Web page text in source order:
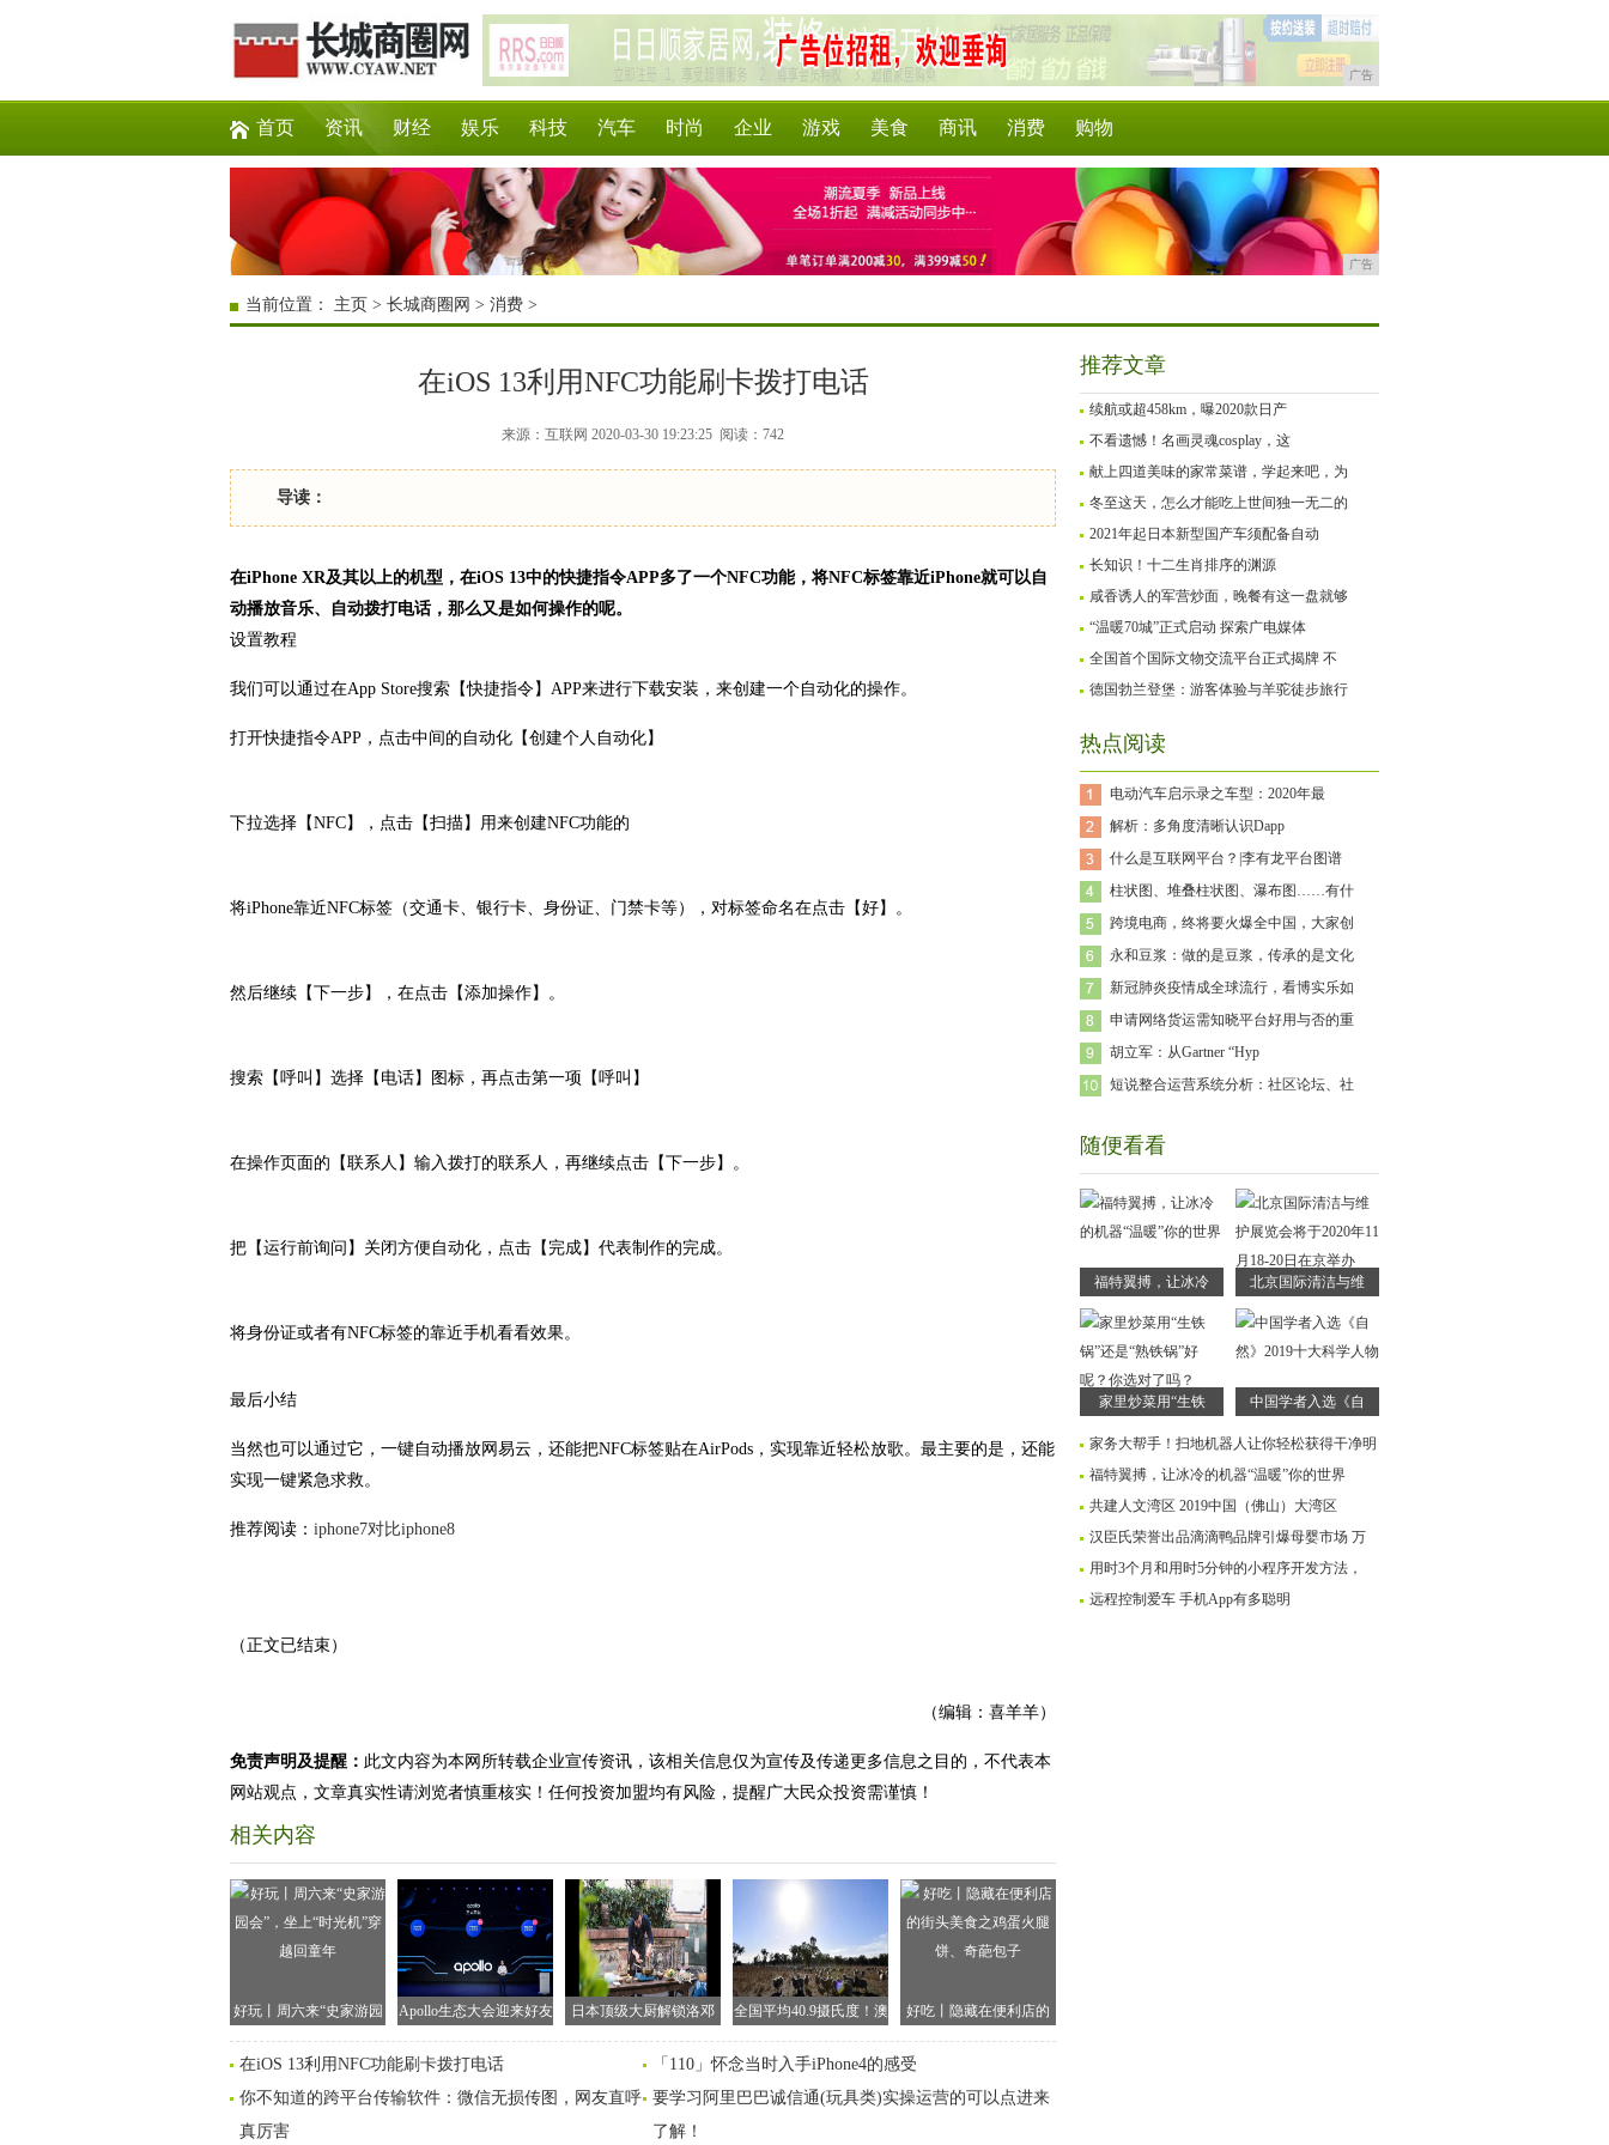
广告
首页 资讯 财经 娱乐 科技 汽车 时尚 企业 游戏 美食 商讯 消费 购物
广告
当前位置： 主页 > 长城商圈网 > 消费 >
在iOS 13利用NFC功能刷卡拨打电话
来源：互联网 2020-03-30 19:23:25 阅读：742
导读：
在iPhone XR及其以上的机型，在iOS 13中的快捷指令APP多了一个NFC功能，将NFC标签靠近iPhone就可以自
动播放音乐、自动拨打电话，那么又是如何操作的呢。
设置教程
我们可以通过在App Store搜索【快捷指令】APP来进行下载安装，来创建一个自动化的操作。
打开快捷指令APP，点击中间的自动化【创建个人自动化】
下拉选择【NFC】，点击【扫描】用来创建NFC功能的
将iPhone靠近NFC标签（交通卡、银行卡、身份证、门禁卡等），对标签命名在点击【好】。
然后继续【下一步】，在点击【添加操作】。
搜索【呼叫】选择【电话】图标，再点击第一项【呼叫】
在操作页面的【联系人】输入拨打的联系人，再继续点击【下一步】。
把【运行前询问】关闭方便自动化，点击【完成】代表制作的完成。
将身份证或者有NFC标签的靠近手机看看效果。
最后小结
当然也可以通过它，一键自动播放网易云，还能把NFC标签贴在AirPods，实现靠近轻松放歌。最主要的是，还能
实现一键紧急求救。
推荐阅读： iphone7对比iphone8
（正文已结束）
（编辑：喜羊羊）
免责声明及提醒： 此文内容为本网所转载企业宣传资讯，该相关信息仅为宣传及传递更多信息之目的，不代表本
网站观点，文章真实性请浏览者慎重核实！任何投资加盟均有风险，提醒广大民众投资需谨慎！
相关内容
好玩丨周六来“史家游园
会”，坐上“时光机”穿越
回童年
Apollo生态大会迎来好友
百度助力中国联通"一
镜"部署智能车联
日本顶级大厨解锁洛邓
盐之美食 优酷《大地私
宴》展示精致美食大宴
全国平均40.9摄氏度！澳
大利亚经历有记录以来
最热的一天
好吃丨隐藏在便利店的
街头美食之鸡蛋火腿
在iOS 13利用NFC功能刷卡拨打电话
「110」怀念当时入手iPhone4的感受
你不知道的跨平台传输软件：微信无损传图，网友直呼
真厉害
要学习阿里巴巴诚信通(玩具类)实操运营的可以点进来
了解！
推荐文章
续航或超458km，曝2020款日产
不看遗憾！名画灵魂cosplay，这
献上四道美味的家常菜谱，学起来吧，为
冬至这天，怎么才能吃上世间独一无二的
2021年起日本新型国产车须配备自动
长知识！十二生肖排序的渊源
咸香诱人的军营炒面，晚餐有这一盘就够
“温暖70城”正式启动 探索广电媒体
全国首个国际文物交流平台正式揭牌 不
德国勃兰登堡：游客体验与羊驼徒步旅行
热点阅读
电动汽车启示录之车型：2020年最
解析：多角度清晰认识Dapp
什么是互联网平台？|李有龙平台图谱
柱状图、堆叠柱状图、瀑布图……有什
跨境电商，终将要火爆全中国，大家创
永和豆浆：做的是豆浆，传承的是文化
新冠肺炎疫情成全球流行，看博实乐如
申请网络货运需知晓平台好用与否的重
胡立军：从Gartner “Hyp
短说整合运营系统分析：社区论坛、社
随便看看
福特翼搏，让冰冷 北京国际清洁与维
家里炒菜用“生铁 中国学者入选《自
家务大帮手！扫地机器人让你轻松获得干净明
福特翼搏，让冰冷的机器“温暖”你的世界
共建人文湾区 2019中国（佛山）大湾区
汉臣氏荣誉出品滴滴鸭品牌引爆母婴市场 万
用时3个月和用时5分钟的小程序开发方法，
远程控制爱车 手机App有多聪明